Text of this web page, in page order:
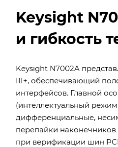
Keysight
и гибкость
Keysight N7002A
III+, обеспечивающий
интерфейсов. Главной
(интеллектуальный
дифференциальные,
перепайки
при верификации шин